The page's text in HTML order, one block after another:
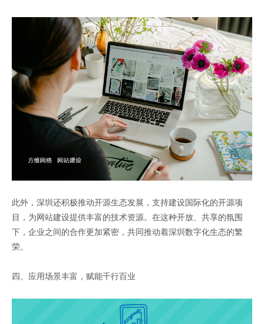
此外，深圳还积极推动开源生态发展，支持建设国际化的开源项
目，为网站建设提供丰富的技术资源。在这种开放、共享的氛围
下，企业之间的合作更加紧密，共同推动着深圳数字化生态的繁
荣。
四、应用场景丰富，赋能千行百业